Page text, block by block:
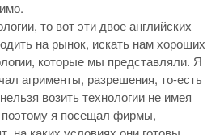
то вот эти двое английских
на рынок, искать нам хороших
которые мы представляли. Я
агрименты, разрешения, то-есть
возить технологии не имея
я посещал фирмы,